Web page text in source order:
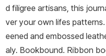
d filigree artisans, this
ver your own lifes
eened and embossed
aly. Bookbound. Ribbon